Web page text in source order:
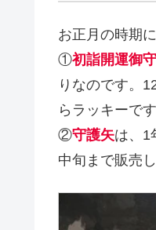
お正月の時期
①初詣開運御守
りなのです。
らラッキーです
②守護矢は、1
中旬まで販売